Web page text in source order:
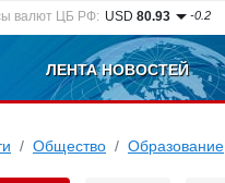
валют ЦБ РФ: USD80.93 -0.2
ЛЕНТА НОВОСТЕЙ
Общество Образование